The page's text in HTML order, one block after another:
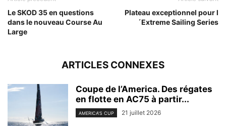
Le SKOD 35 en questions
dans le nouveau Course Au
Large
Plateau exceptionnel pour l
´Extreme Sailing Series
ARTICLES CONNEXES
Coupe de l’America. Des régates
en flotte en AC75 à partir...
AMERICA'S CUP 21 juillet 2026